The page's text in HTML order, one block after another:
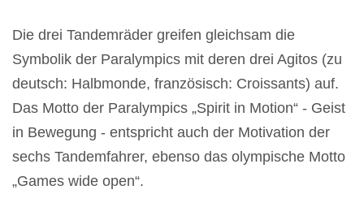
Die drei Tandemräder greifen gleichsam die
Symbolik der Paralympics mit deren drei Agitos (zu
deutsch: Halbmonde, französisch: Croissants) auf.
Das Motto der Paralympics „Spirit in Motion“ - Geist
in Bewegung - entspricht auch der Motivation der
sechs Tandemfahrer, ebenso das olympische Motto
„Games wide open“.